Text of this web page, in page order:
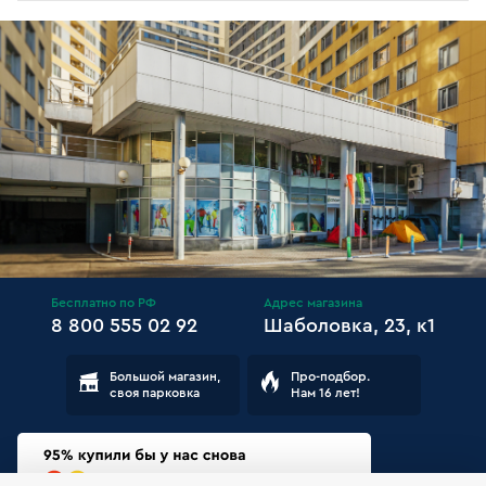
Бесплатно по РФ
8 800 555 02 92
Адрес магазина
Шаболовка, 23, к1
Большой магазин,
своя парковка
Про-подбор.
Нам 16 лет!